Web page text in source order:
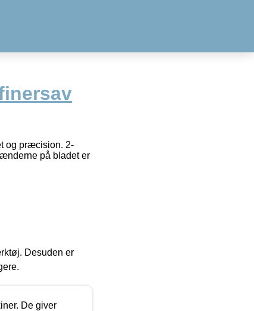
og præcision. 2-
på bladet er
Desuden er
De giver